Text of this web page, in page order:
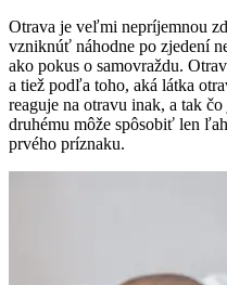
Otrava je veľmi nepríjemnou
vzniknúť náhodne po zjedení
ako pokus o samovraždu.
a tiež podľa toho, aká látka
reaguje na otravu inak, a tak
druhému môže spôsobiť len
prvého príznaku.